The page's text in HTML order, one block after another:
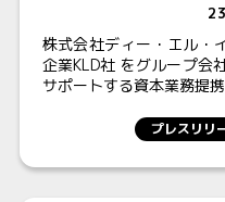
株式会社ディー・エル・
企業KLD社 をグループ会
サポートする資本業務提
プレスリリ